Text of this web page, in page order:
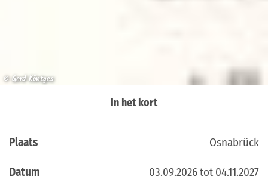
© Gerd Köntges
In het kort
Plaats Osnabrück
Datum 03.09.2026 tot 04.11.2027